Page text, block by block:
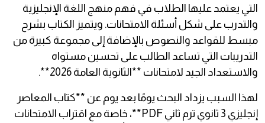
التي يعتمد عليها الطلاب في فهم منهج اللغة الإنجليزية
والتدرب على شكل أسئلة الامتحانات. ويتميز الكتاب بشرح
مبسط للقواعد والنصوص بالإضافة إلى مجموعة كبيرة من
التدريبات التي تساعد الطالب على تحسين مستواه
والاستعداد الجيد لامتحانات **الثانوية العامة 2026**.
لهذا السبب يزداد البحث يومًا بعد يوم عن **كتاب المعاصر
إنجليزي 3 ثانوي ترم ثاني PDF**، خاصة مع اقتراب الامتحانات